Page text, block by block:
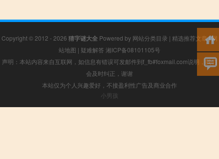
Copyright © 2012 - 2026 猜字谜大全 Powered by 网站分类目录 | 精选推荐文章|网
站地图 | 疑难解答 湘ICP备08101105号
声明：本站内容来自互联网，如信息有错误可发邮件到f_fb#foxmail.com说明，我们
会及时纠正，谢谢
本站仅为个人兴趣爱好，不接盈利性广告及商业合作
小男孩